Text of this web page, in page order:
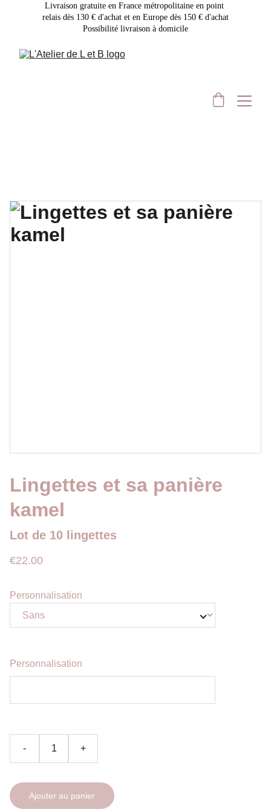
Livraison gratuite en France métropolitaine en point
relais dès 130 € d'achat et en Europe dès 150 € d'achat
Possibilité livraison à domicile
Lingettes et sa panière
kamel
Lot de 10 lingettes
€22.00
Personnalisation
Personnalisation
- +
Ajouter au panier